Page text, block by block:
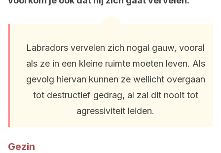
Labradors vervelen zich nogal gauw, vooral
als ze in een kleine ruimte moeten leven. Als
gevolg hiervan kunnen ze wellicht overgaan
tot destructief gedrag, al zal dit nooit tot
agressiviteit leiden.
Gezin